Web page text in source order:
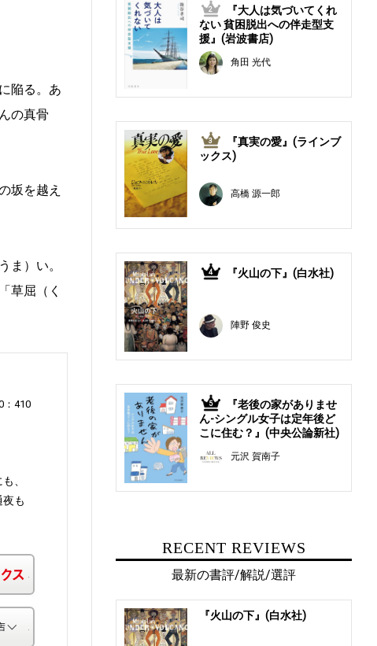
陥る。あ
の真骨
坂を越え
ま）い。
草屈（く
：410
、
も
2
『大人は気づいてくれ
ない 貧困脱出への伴走型支
援』(岩波書店)
角田 光代
3
『真実の愛』(ラインブ
ックス)
高橋 源一郎
4 『火山の下』(白水社)
陣野 俊史
5
『老後の家がありませ
ん-シングル女子は定年後ど
こに住む？』(中央公論新社)
元沢 賀南子
RECENT REVIEWS
最新の書評/解説/選評
『火山の下』(白水社)